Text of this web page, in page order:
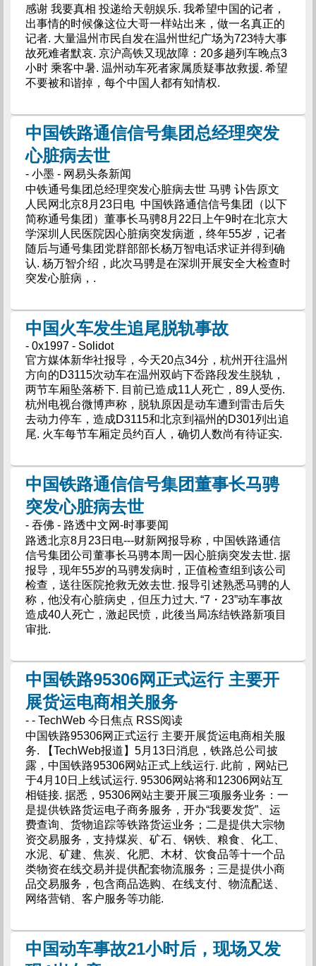
感谢 我要真相 投递给天朝娱乐. 我希望中国的记者，
出事情的时候像这位大哥一样站出来，做一名真正的
记者. 大量温州市民自发在温州世纪广场为723特大事
故死难者默哀. 京沪高铁又现故障：20多趟列车晚点3
小时 乘客中暑. 温州动车死者家属质疑事故救援. 希望
不要被和谐掉，每个中国人都有知情权.
中国铁路通信信号集团总经理突发
心脏病去世
- 小墨 - 网易头条新闻
中铁通号集团总经理突发心脏病去世 马骋 讣告原文
人民网北京8月23日电 中国铁路通信信号集团（以下
简称通号集团）董事长马骋8月22日上午9时在北京大
学深圳人民医院因心脏病突发病逝，终年55岁，记者
随后与通号集团党群部部长杨万智电话求证并得到确
认. 杨万智介绍，此次马骋是在深圳开展安全大检查时
突发心脏病，.
中国火车发生追尾脱轨事故
- 0x1997 - Solidot
官方媒体新华社报导，今天20点34分，杭州开往温州
方向的D3115次动车在温州双屿下岙路段发生脱轨，
两节车厢坠落桥下. 目前已造成11人死亡，89人受伤.
杭州电视台微博声称，脱轨原因是动车遭到雷击后失
去动力停车，造成D3115和北京到福州的D301列出追
尾. 火车每节车厢定员约百人，确切人数尚有待证实.
中国铁路通信信号集团董事长马骋
突发心脏病去世
- 吞佛 - 路透中文网-时事要闻
路透北京8月23日电---财新网报导称，中国铁路通信
信号集团公司董事长马骋本周一因心脏病突发去世. 据
报导，现年55岁的马骋发病时，正值检查组到该公司
检查，送往医院抢救无效去世. 报导引述熟悉马骋的人
称，他没有心脏病史，但压力过大. “7・23”动车事故
造成40人死亡，激起民愤，此後当局冻结铁路新项目
审批.
中国铁路95306网正式运行 主要开
展货运电商相关服务
- - TechWeb 今日焦点 RSS阅读
中国铁路95306网正式运行 主要开展货运电商相关服
务. 【TechWeb报道】5月13日消息，铁路总公司披
露，中国铁路95306网站正式上线运行. 此前，网站已
于4月10日上线试运行. 95306网站将和12306网站互
相链接. 据悉，95306网站主要开展三项服务业务：一
是提供铁路货运电子商务服务，开办“我要发货”、运
费查询、货物追踪等铁路货运业务；二是提供大宗物
资交易服务，支持煤炭、矿石、钢铁、粮食、化工、
水泥、矿建、焦炭、化肥、木材、饮食品等十一个品
类物资在线交易并提供配套物流服务；三是提供小商
品交易服务，包含商品选购、在线支付、物流配送、
网络营销、客户服务等功能.
中国动车事故21小时后，现场又发